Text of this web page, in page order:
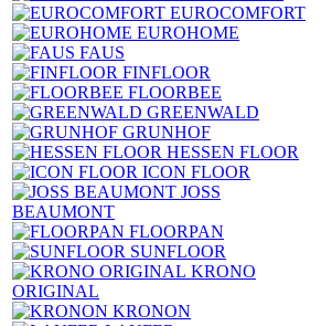
EUROCOMFORT
EUROHOME
FAUS
FINFLOOR
FLOORBEE
GREENWALD
GRUNHOF
HESSEN FLOOR
ICON FLOOR
JOSS
BEAUMONT
FLOORPAN
SUNFLOOR
KRONO
ORIGINAL
KRONON